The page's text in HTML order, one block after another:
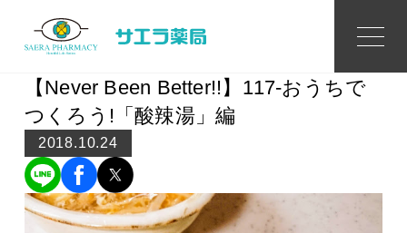
Topics
トピックス
【Never Been Better!!】117-おうちで
つくろう!「酸辣湯」編
2018.10.24